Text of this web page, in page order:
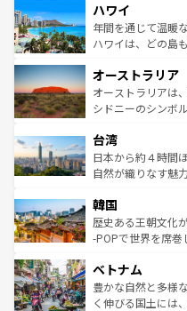
ば市内交通費無料で観
着のスイス情報は
のような巨大都市
ンメントが詰まっ
西部には大自然が
部のニューオーリ
文化が魅力。旅行
しみながら、その
ならではの贅沢な旅のスタイル
情報はコンテンツ
ハワイ
年間を通じて温暖
ハワイは、どの島
ワイ島は見逃せな
島だが、静かな自
おすすめ。エメラ
れるおもてなしの
人々、おいしいロ
ク、伝統的なフラ
ワイを、存分に味わってほしい。
はコンテンツ一覧
オーストラリア
オーストラリアは
シドニーのシンボ
リアリーフや大陸
ク）、タスマニア
ど、見どころがた
いる。アクティビ
ビング、ハイキン
い。オーストラリ
参照してほしい。
台湾
日本から約４時間
自然が織りなす魅
ン）、静ひつな山
と山間の静けさが
驚きをもたらして
容にもいいと評判
が味わ
照してほしい。
韓国
歴史ある王朝文化
-POPで世界を席巻
き、地方に足を延
できる。そして、
まで、さまざまな
ベトナム
豊かな自然と多様
く伸びる国土には